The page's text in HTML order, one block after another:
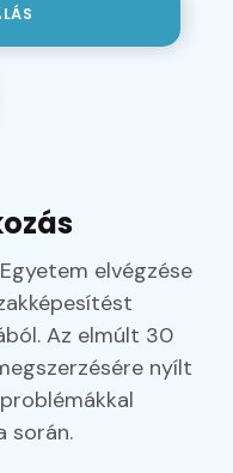
elvégzése
Az elmúlt 30
nyílt
során.